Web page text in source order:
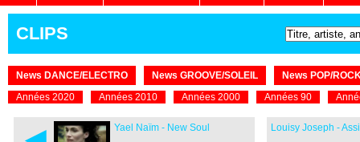
CLIPS
News DANCE/ELECTRO News GROOVE/SOLEIL
News POP/
Années 2020
Années 2010 Années 2000 Années 90
Yael Naïm - New Soul Louisy Joseph -